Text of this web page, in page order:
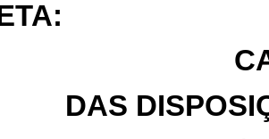
DAS